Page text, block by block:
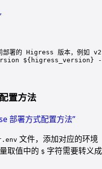
署的 Higress 版本，例如
${higress_version}
置方法
部署方式配置方法”
文件，添加对应的环境
取值中的 $ 字符需要转义成